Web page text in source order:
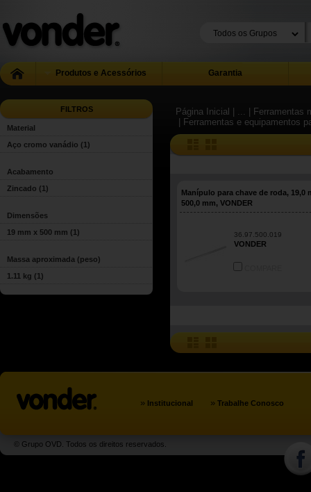
Produtos e Acessórios Garantia
FILTROS
Material
Aço cromo vanádio (1)
Acabamento
Zincado (1)
Dimensões
19 mm x 500 mm (1)
Massa aproximada (peso)
1.11 kg (1)
Página Inicial | ...
|
| Ferramentas e equipamentos
Manípulo para chave de roda, 19,0
500,0 mm, VONDER
36.97.500.019
VONDER
» Institucional » Trabalhe Conosco
© Grupo OVD. Todos os direitos reservados.